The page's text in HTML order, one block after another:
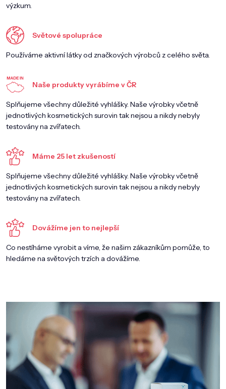
výzkum.
Světové spolupráce
Používáme aktivní látky od značkových výrobců z celého světa.
Naše produkty vyrábíme v ČR
Splňujeme všechny důležité vyhlášky. Naše výrobky včetně
jednotlivých kosmetických surovin tak nejsou a nikdy nebyly
testovány na zvířatech.
Máme 25 let zkušeností
Splňujeme všechny důležité vyhlášky. Naše výrobky včetně
jednotlivých kosmetických surovin tak nejsou a nikdy nebyly
testovány na zvířatech.
Dovážíme jen to nejlepší
Co nestíháme vyrobit a víme, že našim zákazníkům pomůže, to
hledáme na světových trzích a dovážíme.